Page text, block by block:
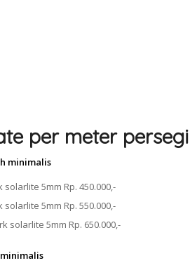
per meter persegi
minimalis
5mm Rp. 450.000,-
5mm Rp. 550.000,-
solarlite 5mm Rp. 650.000,-